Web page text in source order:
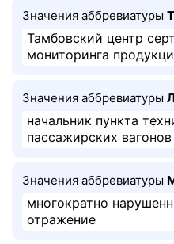
Значения аббревиатуры
Тамбовский центр
мониторинга
Значения аббревиатуры
начальник пункта
пассажирских вагонов
Значения аббревиатуры
многократно
отражение